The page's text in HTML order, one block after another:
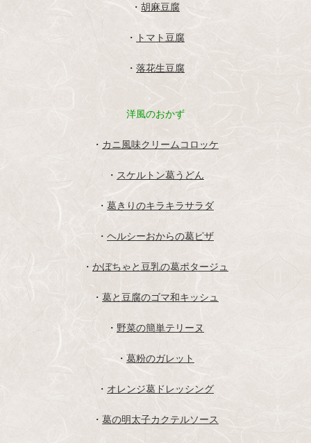
・ 胡麻豆腐
・ トマト豆腐
・ 落花生豆腐
洋風のおかず
・ カニ風味クリームコロッケ
・ スケルトン葛うどん
・ 葛きりのキラキラサラダ
・ ヘルシーおからの葛ピザ
・ かぼちゃと豆乳の葛ポタージュ
・ 葛と豆腐のゴマ和キッシュ
・ 野菜の簡単テリーヌ
・ 葛粉のガレット
・ オレンジ葛ドレッシング
・ 葛の明太子カクテルソース